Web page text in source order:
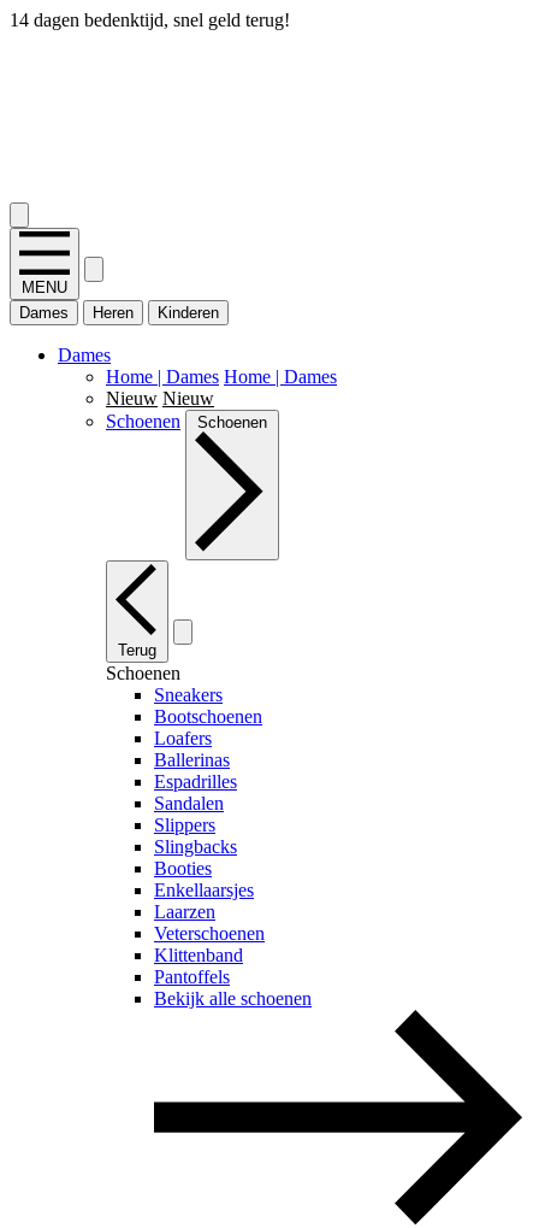
14 dagen bedenktijd, snel geld terug!
MENU
Dames
Heren Kinderen
Dames
Home | Dames Home | Dames
Nieuw Nieuw
Schoenen
Schoenen
Terug
Schoenen
Sneakers
Bootschoenen
Loafers
Ballerinas
Espadrilles
Sandalen
Slippers
Slingbacks
Booties
Enkellaarsjes
Laarzen
Veterschoenen
Klittenband
Pantoffels
Bekijk alle schoenen